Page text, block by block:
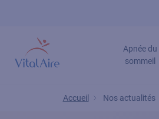
principal
Apnée du
sommeil
Accueil Nos actualités